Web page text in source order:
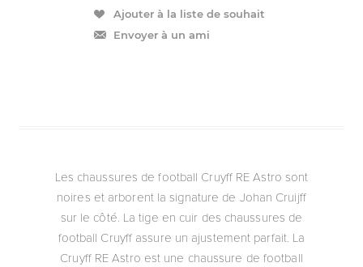
Ajouter à la liste de souhait
Envoyer à un ami
Les chaussures de football Cruyff RE Astro sont
noires et arborent la signature de Johan Cruijff
sur le côté. La tige en cuir des chaussures de
football Cruyff assure un ajustement parfait. La
Cruyff RE Astro est une chaussure de football